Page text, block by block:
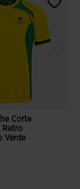
Corte
Retro
Verde